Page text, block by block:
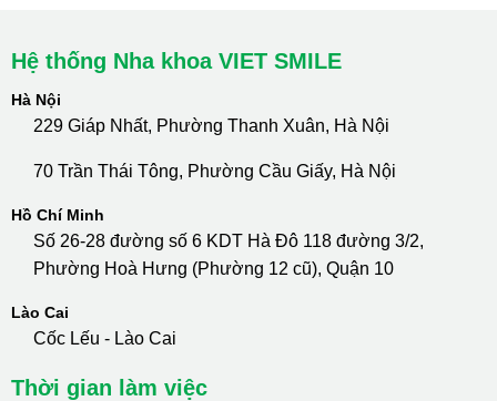
Hệ thống Nha khoa VIET SMILE
Hà Nội
229 Giáp Nhất, Phường Thanh Xuân, Hà Nội
70 Trần Thái Tông, Phường Cầu Giấy, Hà Nội
Hồ Chí Minh
Số 26-28 đường số 6 KDT Hà Đô 118 đường 3/2,
Phường Hoà Hưng (Phường 12 cũ), Quận 10
Lào Cai
Cốc Lếu - Lào Cai
Thời gian làm việc